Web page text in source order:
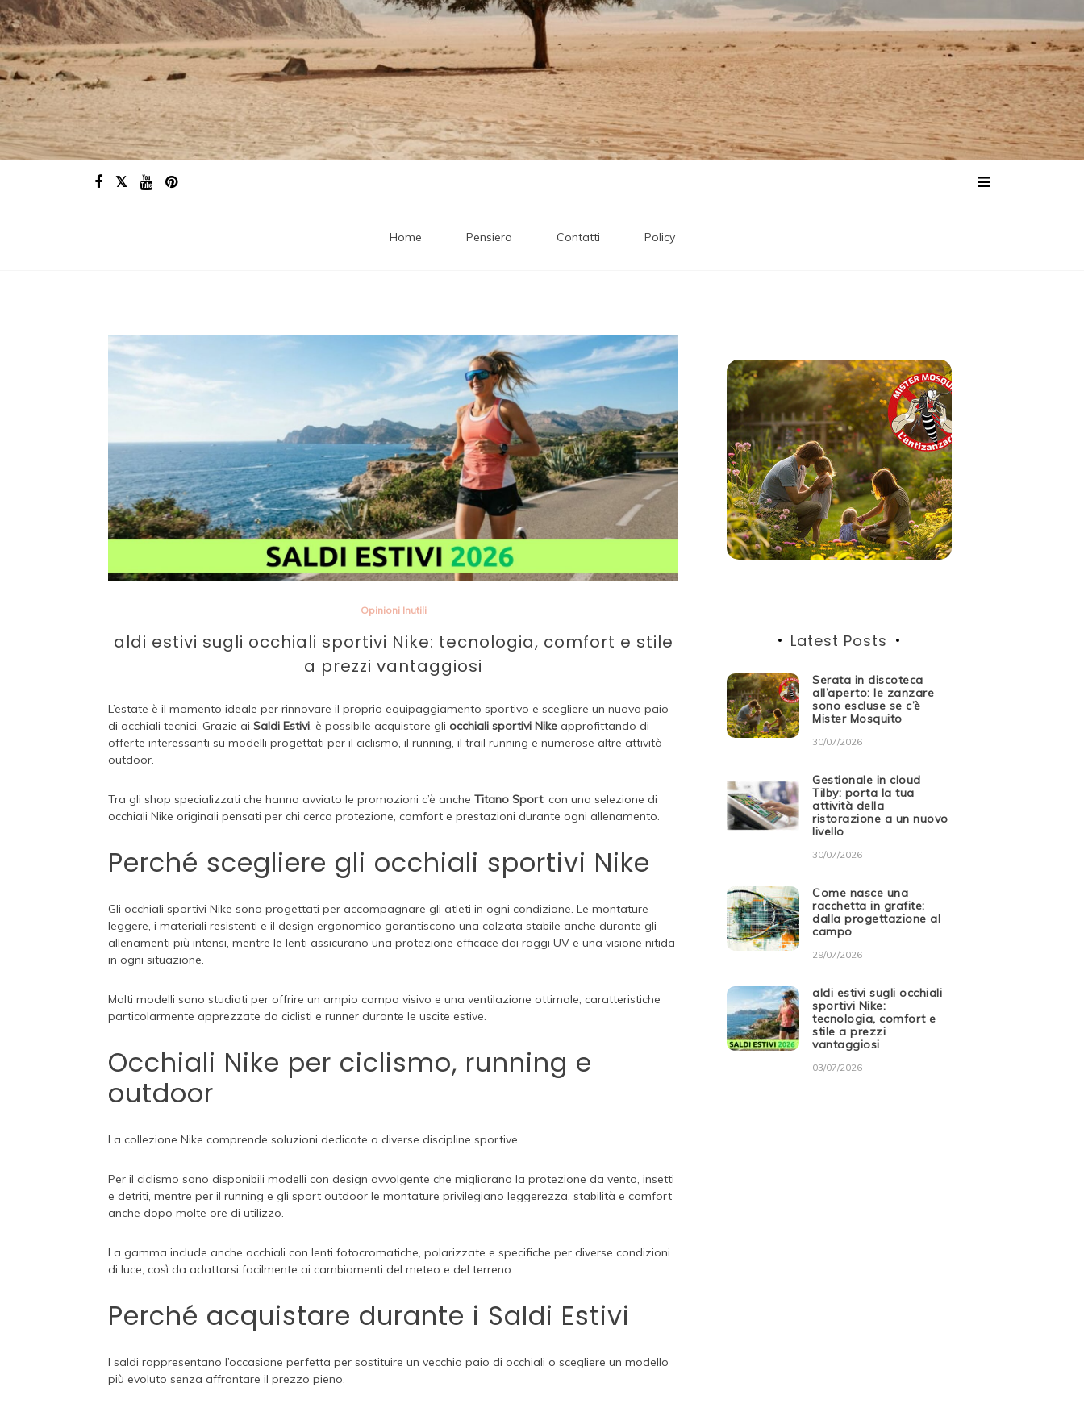
Home Pensiero Contatti Policy
Opinioni Inutili
aldi estivi sugli occhiali sportivi Nike: tecnologia, comfort e stile
a prezzi vantaggiosi
L’estate è il momento ideale per rinnovare il proprio equipaggiamento sportivo e scegliere un nuovo paio
di occhiali tecnici. Grazie aiSaldi Estivi, è possibile acquistare gli occhiali sportivi Nike approfittando di
offerte interessanti su modelli progettati per il ciclismo, il running, il trail running e numerose altre attività
outdoor.
Tra gli shop specializzati che hanno avviato le promozioni c’è ancheTitano Sport, con una selezione di
occhiali Nike originali pensati per chi cerca protezione, comfort e prestazioni durante ogni allenamento.
Perché scegliere gli occhiali sportivi Nike
Gli occhiali sportivi Nike sono progettati per accompagnare gli atleti in ogni condizione. Le montature
leggere, i materiali resistenti e il design ergonomico garantiscono una calzata stabile anche durante gli
allenamenti più intensi, mentre le lenti assicurano una protezione efficace dai raggi UV e una visione nitida
in ogni situazione.
Molti modelli sono studiati per offrire un ampio campo visivo e una ventilazione ottimale, caratteristiche
particolarmente apprezzate da ciclisti e runner durante le uscite estive.
Occhiali Nike per ciclismo, running e
outdoor
La collezione Nike comprende soluzioni dedicate a diverse discipline sportive.
Per il ciclismo sono disponibili modelli con design avvolgente che migliorano la protezione da vento, insetti
e detriti, mentre per il running e gli sport outdoor le montature privilegiano leggerezza, stabilità e comfort
anche dopo molte ore di utilizzo.
La gamma include anche occhiali con lenti fotocromatiche, polarizzate e specifiche per diverse condizioni
di luce, così da adattarsi facilmente ai cambiamenti del meteo e del terreno.
Perché acquistare durante i Saldi Estivi
I saldi rappresentano l’occasione perfetta per sostituire un vecchio paio di occhiali o scegliere un modello
più evoluto senza affrontare il prezzo pieno.
Latest Posts
Serata in discoteca
all’aperto: le zanzare
sono escluse se c’è
Mister Mosquito
30/07/2026
Gestionale in cloud
Tilby: porta la tua
attività della
ristorazione a un nuovo
livello
30/07/2026
Come nasce una
racchetta in grafite:
dalla progettazione al
campo
29/07/2026
aldi estivi sugli occhiali
sportivi Nike:
tecnologia, comfort e
stile a prezzi
vantaggiosi
03/07/2026